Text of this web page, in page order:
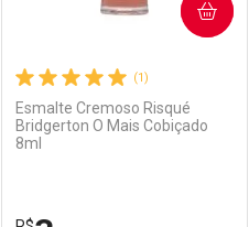
(1)
Esmalte Cremoso Risqué
Bridgerton O Mais Cobiçado
8ml
COMPRAR